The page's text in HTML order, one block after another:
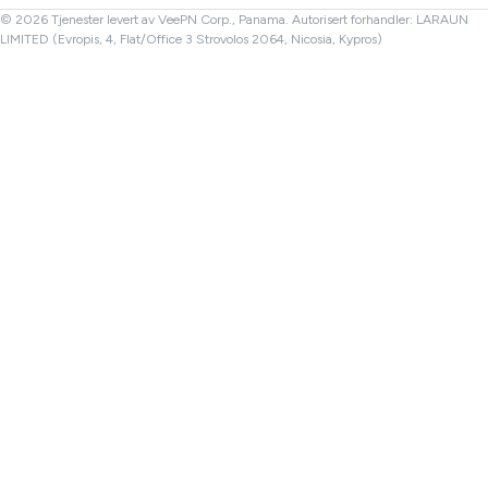
Tyrkia VPN
© 2026 Tjenester levert av VeePN Corp., Panama. Autorisert forhandler: LARAUN
LIMITED (Evropis, 4, Flat/Office 3 Strovolos 2064, Nicosia, Kypros)